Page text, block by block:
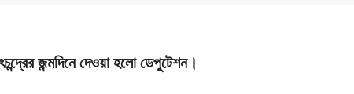
জন্মদিনে দেওয়া হলো ডেপুটেশন।